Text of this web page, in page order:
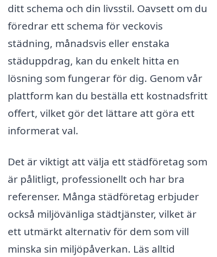
ditt schema och din livsstil. Oavsett om du
föredrar ett schema för veckovis
städning, månadsvis eller enstaka
städuppdrag, kan du enkelt hitta en
lösning som fungerar för dig. Genom vår
plattform kan du beställa ett kostnadsfritt
offert, vilket gör det lättare att göra ett
informerat val.
Det är viktigt att välja ett städföretag som
är pålitligt, professionellt och har bra
referenser. Många städföretag erbjuder
också miljövänliga städtjänster, vilket är
ett utmärkt alternativ för dem som vill
minska sin miljöpåverkan. Läs alltid